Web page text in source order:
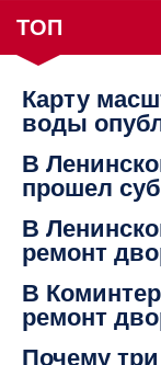
ТОП
Карту
воды
В
прошел
В
ремонт
В
ремонт
Почему